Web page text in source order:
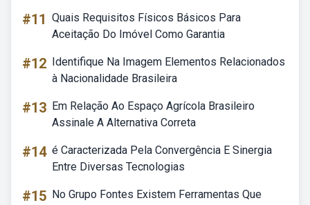
#11 Quais Requisitos Físicos Básicos Para
Aceitação Do Imóvel Como Garantia
#12 Identifique Na Imagem Elementos Relacionados
à Nacionalidade Brasileira
#13 Em Relação Ao Espaço Agrícola Brasileiro
Assinale A Alternativa Correta
#14 é Caracterizada Pela Convergência E Sinergia
Entre Diversas Tecnologias
#15 No Grupo Fontes Existem Ferramentas Que